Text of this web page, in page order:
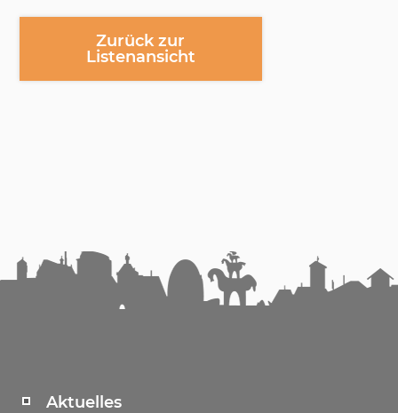
Zurück zur
Listenansicht
Aktuelles